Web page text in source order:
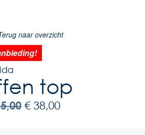
naar overzicht
top
€ 38,00